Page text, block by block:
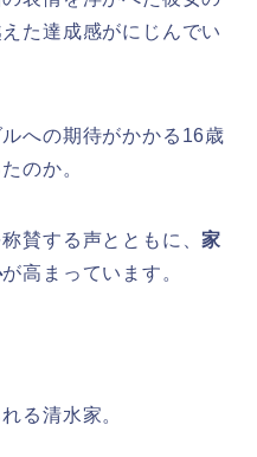
た達成感がにじんでい
への期待がかかる16歳
のか。
賛する声とともに、家
が高まっています。
る清水家。